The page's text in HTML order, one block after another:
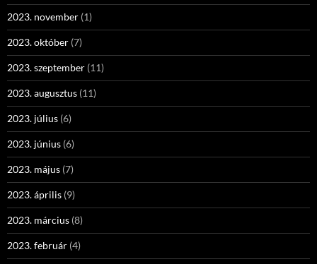
2023. november (1)
2023. október (7)
2023. szeptember (11)
2023. augusztus (11)
2023. július (6)
2023. június (6)
2023. május (7)
2023. április (9)
2023. március (8)
2023. február (4)